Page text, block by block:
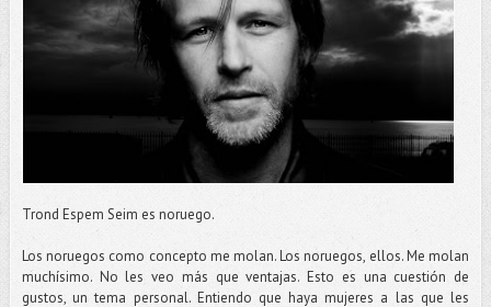
Trond Espem Seim es noruego.
Los noruegos como concepto me molan. Los noruegos, ellos. Me molan
muchísimo. No les veo más que ventajas. Esto es una cuestión de
gustos, un tema personal. Entiendo que haya mujeres a las que les